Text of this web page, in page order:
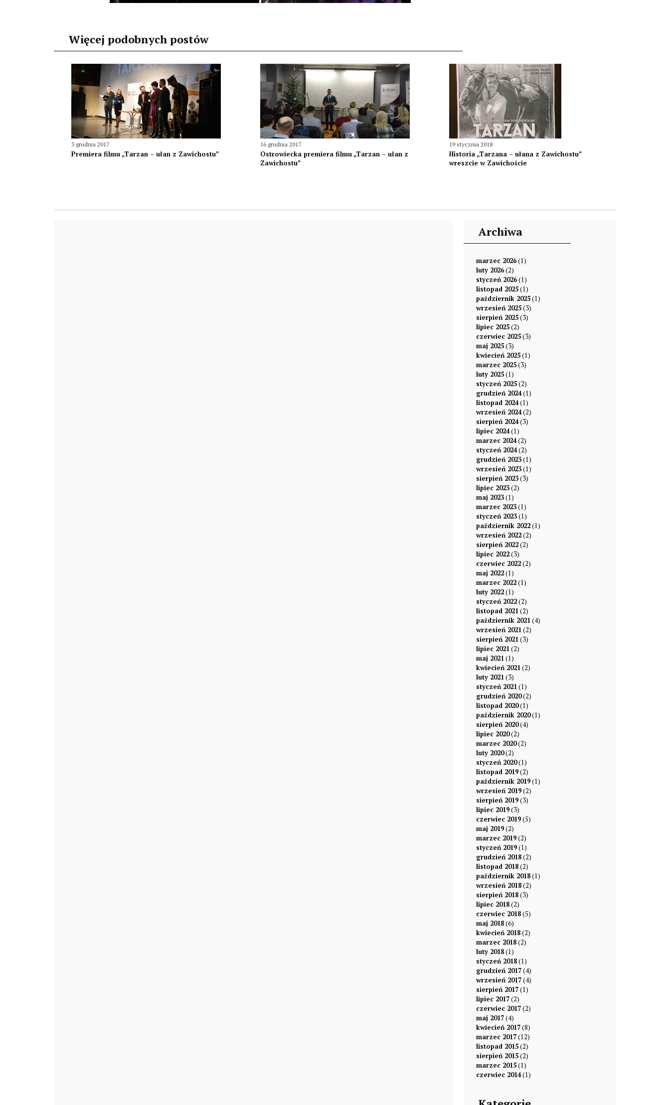
Więcej podobnych postów
3 grudnia 2017
Premiera filmu „Tarzan – ułan z Zawichostu”
16 grudnia 2017
Ostrowiecka premiera filmu „Tarzan – ułan z
Zawichostu”
19 stycznia 2018
Historia „Tarzana – ułana z Zawichostu”
wreszcie w Zawichoście
Archiwa
marzec 2026(1)
luty 2026(2)
styczeń 2026(1)
listopad 2025(1)
październik 2025(1)
wrzesień 2025(3)
sierpień 2025(3)
lipiec 2025(2)
czerwiec 2025(3)
maj 2025(3)
kwiecień 2025(1)
marzec 2025(3)
luty 2025(1)
styczeń 2025(2)
grudzień 2024(1)
listopad 2024(1)
wrzesień 2024(2)
sierpień 2024(3)
lipiec 2024(1)
marzec 2024(2)
styczeń 2024(2)
grudzień 2023(1)
wrzesień 2023(1)
sierpień 2023(3)
lipiec 2023(2)
maj 2023(1)
marzec 2023(1)
styczeń 2023(1)
październik 2022(1)
wrzesień 2022(2)
sierpień 2022(2)
lipiec 2022(3)
czerwiec 2022(2)
maj 2022(1)
marzec 2022(1)
luty 2022(1)
styczeń 2022(2)
listopad 2021(2)
październik 2021(4)
wrzesień 2021(2)
sierpień 2021(3)
lipiec 2021(2)
maj 2021(1)
kwiecień 2021(2)
luty 2021(3)
styczeń 2021(1)
grudzień 2020(2)
listopad 2020(1)
październik 2020(1)
sierpień 2020(4)
lipiec 2020(2)
marzec 2020(2)
luty 2020(2)
styczeń 2020(1)
listopad 2019(2)
październik 2019(1)
wrzesień 2019(2)
sierpień 2019(3)
lipiec 2019(3)
czerwiec 2019(5)
maj 2019(2)
marzec 2019(2)
styczeń 2019(1)
grudzień 2018(2)
listopad 2018(2)
październik 2018(1)
wrzesień 2018(2)
sierpień 2018(3)
lipiec 2018(2)
czerwiec 2018(5)
maj 2018(6)
kwiecień 2018(2)
marzec 2018(2)
luty 2018(1)
styczeń 2018(1)
grudzień 2017(4)
wrzesień 2017(4)
sierpień 2017(1)
lipiec 2017(2)
czerwiec 2017(2)
maj 2017(4)
kwiecień 2017(8)
marzec 2017(12)
listopad 2015(2)
sierpień 2015(2)
marzec 2015(1)
czerwiec 2014(1)